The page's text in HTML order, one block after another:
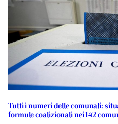
Tutti i numeri delle comunali:
formule coalizionali nei 142